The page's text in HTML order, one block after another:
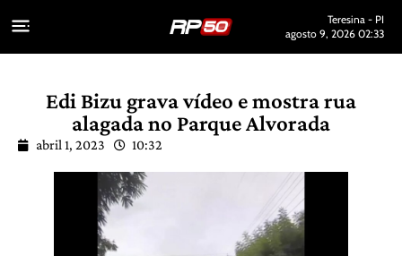
Teresina - PI
agosto 9, 2026 02:33
Edi Bizu grava vídeo e mostra rua
alagada no Parque Alvorada
abril 1, 2023 10:32